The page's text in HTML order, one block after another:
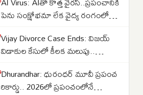
పెను సంక్షోభమా లేక వైద్య రంగంలో
శాస్త్రవేత్తలు..
Vijay Divorce Case Ends: విజయ్
విడాకుల కేసులో కీలక మలుపు..
సంగీత..కేసును కొట్టివేసిన కోర్టు
Dhurandhar: ధురంధర్ మూవీ ప్రపంచ
రికార్డు.. 2026లో ప్రపంచంలోనే